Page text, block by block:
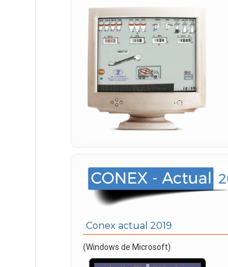
Conex actual 2019
(Windows de Microsoft)